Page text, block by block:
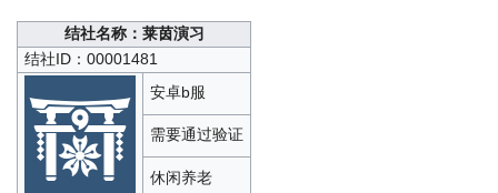
结社名称：莱茵演习
结社ID：00001481
安卓b服
需要通过验证
休闲养老